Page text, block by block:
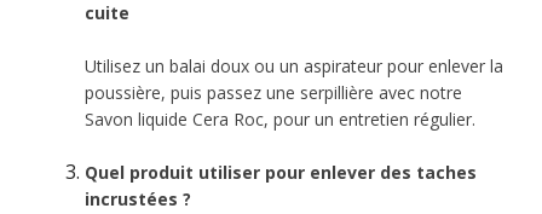
cuite
Utilisez un balai doux ou un aspirateur pour enlever la
poussière, puis passez une serpillière avec notre
Savon liquide Cera Roc, pour un entretien régulier.
Quel produit utiliser pour enlever des taches
incrustées ?